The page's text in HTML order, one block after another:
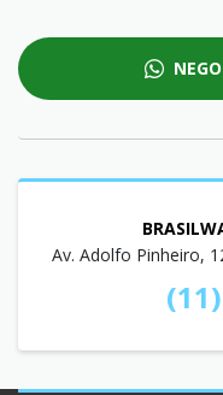
Av. Adolfo Pinheiro,